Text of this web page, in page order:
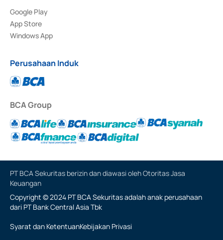
Google Play
App Store
Windows App
Perusahaan Induk
BCA Group
PT BCA Sekuritas berizin dan diawasi oleh Otoritas Jasa
Keuangan
Copyright © 2024 PT BCA Sekuritas adalah anak perusahaan
dari PT Bank Central Asia Tbk
Syarat dan KetentuanKebijakan Privasi